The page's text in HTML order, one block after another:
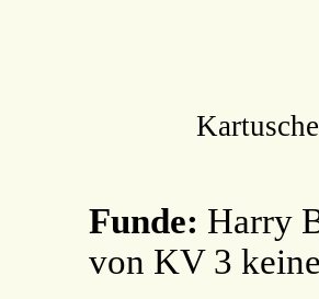
Funde: Harry
von KV 3